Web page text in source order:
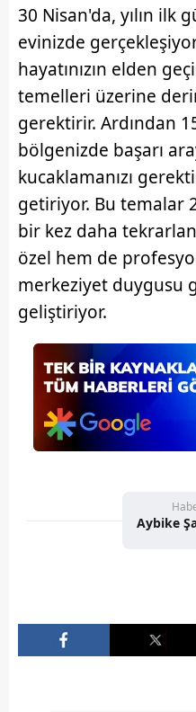
Çerezlere ilişkin
vasıtasıyla
için Ayarlar butonuna
Metnimiziziyaret
6698 sayılı Kişisel Verilerin
hazırlanmış Aydınlatma
ilgili mevzuata uygun olarak
almak için lütfentıklayınız.
30 Nisan'da, yılın ilk
evinizde
hayatınızın elden
temelleri üzerine
gerektirir. Ardından
bölgenizde başarı
kucaklamanızı
getiriyor. Bu temalar
bir kez daha
özel hem de
merkeziyet duygusu
geliştiriyor.
Aybike